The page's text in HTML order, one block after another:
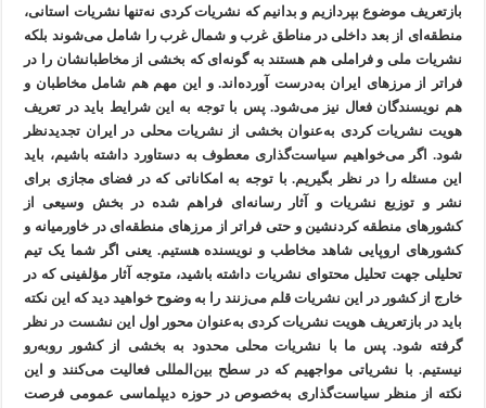
بازتعریف موضوع بپردازیم و بدانیم که نشریات کردی نه‌تنها نشریات استانی،
منطقه‌ای از بعد داخلی در مناطق غرب و شمال غرب را شامل می‌شوند بلکه
نشریات ملی و فراملی هم هستند به گونه‌ای که بخشی از مخاطبانشان را در
فراتر از مرزهای ایران به‌درست آورده‌اند. و این مهم هم شامل مخاطبان و
هم نویسندگان فعال نیز می‌شود. پس با توجه به این شرایط باید در تعریف
هویت نشریات کردی به‌عنوان بخشی از نشریات محلی در ایران تجدیدنظر
شود. اگر می‌خواهیم سیاست‌گذاری‌ معطوف به دستاورد داشته باشیم، باید
این مسئله را در نظر بگیریم. با توجه به امکاناتی که در فضای مجازی برای
نشر و توزیع نشریات و آثار رسانه‌ای فراهم شده در بخش وسیعی از
کشورهای منطقه کردنشین و حتی فراتر از مرزهای منطقه‌ای در خاورمیانه و
کشورهای اروپایی شاهد مخاطب و نویسنده هستیم. یعنی اگر شما یک تیم
تحلیلی جهت تحلیل محتوای نشریات داشته باشید، متوجه آثار مؤلفینی که در
خارج از کشور در این نشریات قلم می‌زنند را به وضوح خواهید دید که این نکته
باید در بازتعریف هویت نشریات کردی به‌عنوان محور اول این نشست در نظر
گرفته شود. پس ما با نشریات محلی محدود به بخشی از کشور روبه‌رو
نیستیم. با نشریاتی مواجهیم که در سطح بین‌المللی فعالیت می‌کنند و این
نکته از منظر سیاست‌گذاری به‌خصوص در حوزه دیپلماسی عمومی فرصت